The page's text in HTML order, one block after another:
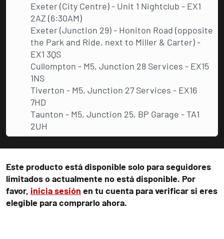
Exeter (City Centre) - Unit 1 Nightclub - EX1
2AZ (6:30AM)
Exeter (Junction 29) - Honiton Road (opposite
the Park and Ride, next to Miller & Carter) -
EX1 3QS
Cullompton - M5, Junction 28 Services - EX15
1NS
Tiverton - M5, Junction 27 Services - EX16
7HD
Taunton - M5, Junction 25, BP Garage - TA1
2UH
Este producto está disponible solo para seguidores
limitados o actualmente no está disponible. Por
favor, inicia sesión en tu cuenta para verificar si eres
elegible para comprarlo ahora.